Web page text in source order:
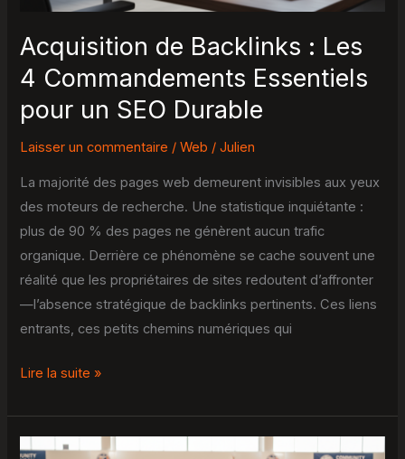
Acquisition de Backlinks : Les
4 Commandements Essentiels
pour un SEO Durable
Laisser un commentaire /Web /Julien
La majorité des pages web demeurent invisibles aux yeux
des moteurs de recherche. Une statistique inquiétante :
plus de 90 % des pages ne génèrent aucun trafic
organique. Derrière ce phénomène se cache souvent une
réalité que les propriétaires de sites redoutent d’affronter
—l’absence stratégique de backlinks pertinents. Ces liens
entrants, ces petits chemins numériques qui
un
SEO
Durable
Lire la suite »
Volleyweb